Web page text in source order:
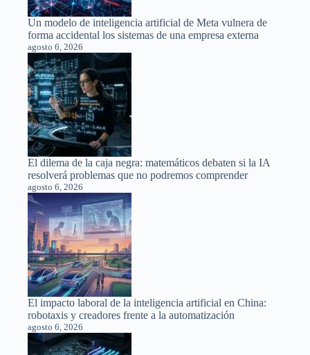
Un modelo de inteligencia artificial de Meta vulnera de
forma accidental los sistemas de una empresa externa
agosto 6, 2026
El dilema de la caja negra: matemáticos debaten si la IA
resolverá problemas que no podremos comprender
agosto 6, 2026
El impacto laboral de la inteligencia artificial en China:
robotaxis y creadores frente a la automatización
agosto 6, 2026